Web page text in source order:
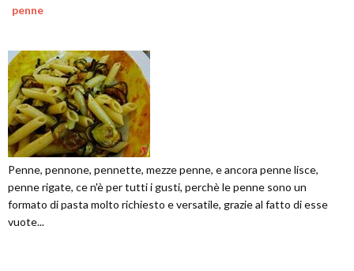
penne
Penne, pennone, pennette, mezze penne, e ancora penne lisce,
penne rigate, ce n'è per tutti i gusti, perchè le penne sono un
formato di pasta molto richiesto e versatile, grazie al fatto di esse
vuote...